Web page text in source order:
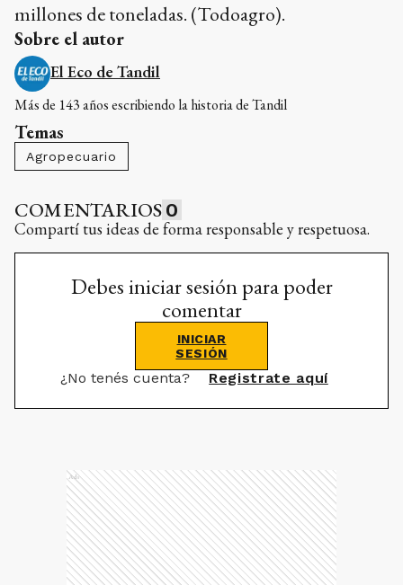
millones de toneladas. (Todoagro).
Sobre el autor
El Eco de Tandil
Más de 143 años escribiendo la historia de Tandil
Temas
Agropecuario
COMENTARIOS 0
Compartí tus ideas de forma responsable y respetuosa.
Debes iniciar sesión para poder
comentar
INICIAR
SESIÓN
¿No tenés cuenta? Registrate aquí
Ads